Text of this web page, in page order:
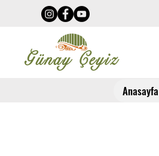
Anasayfa